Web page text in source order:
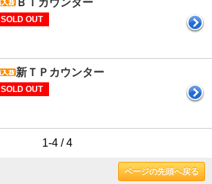
ＢＴカウンター
SOLD OUT
新ＴＰカウンター
SOLD OUT
1-4 / 4
ページの先頭へ戻る